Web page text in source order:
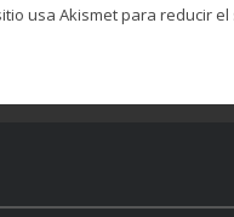
usa Akismet para reducir el